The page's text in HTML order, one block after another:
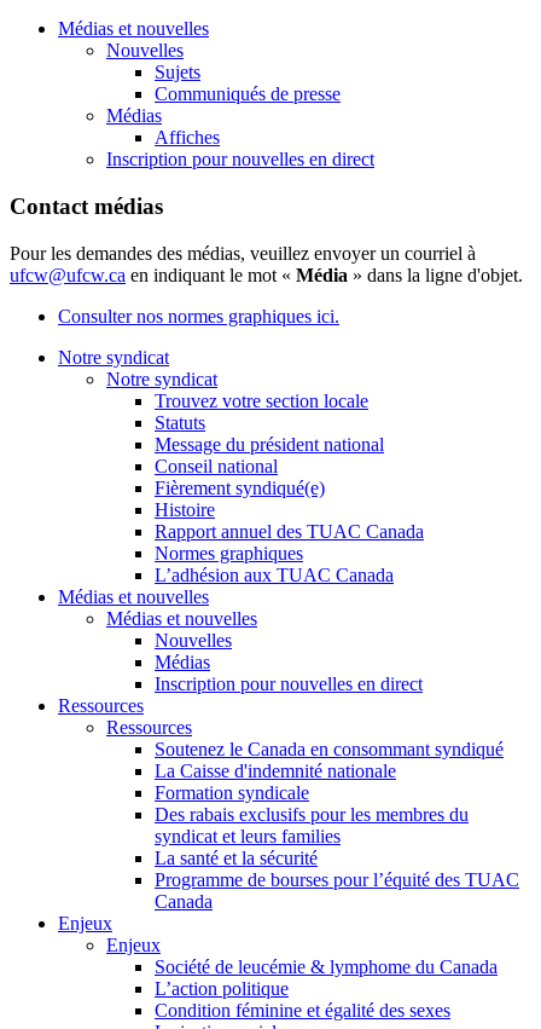
Médias et nouvelles
Nouvelles
Sujets
Communiqués de presse
Médias
Affiches
Inscription pour nouvelles en direct
Contact médias
Pour les demandes des médias, veuillez envoyer un courriel à
ufcw@ufcw.ca en indiquant le mot « Média » dans la ligne d'objet.
Consulter nos normes graphiques ici.
Notre syndicat
Notre syndicat
Trouvez votre section locale
Statuts
Message du président national
Conseil national
Fièrement syndiqué(e)
Histoire
Rapport annuel des TUAC Canada
Normes graphiques
L’adhésion aux TUAC Canada
Médias et nouvelles
Médias et nouvelles
Nouvelles
Médias
Inscription pour nouvelles en direct
Ressources
Ressources
Soutenez le Canada en consommant syndiqué
La Caisse d'indemnité nationale
Formation syndicale
Des rabais exclusifs pour les membres du
syndicat et leurs families
La santé et la sécurité
Programme de bourses pour l’équité des TUAC
Canada
Enjeux
Enjeux
Société de leucémie & lymphome du Canada
L’action politique
Condition féminine et égalité des sexes